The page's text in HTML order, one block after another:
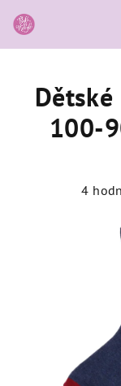
na
obsah
Dětské
100-
4